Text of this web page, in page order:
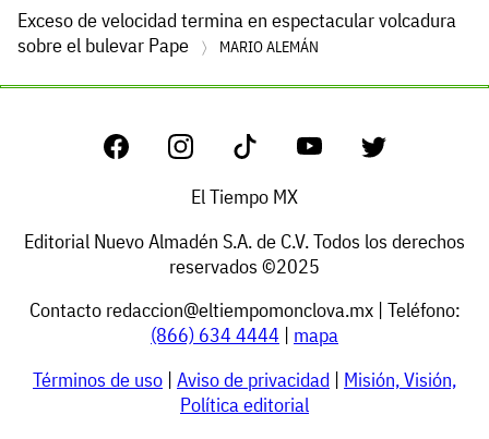
Exceso de velocidad termina en espectacular volcadura
sobre el bulevar Pape
MARIO ALEMÁN
El Tiempo MX
Editorial Nuevo Almadén S.A. de C.V. Todos los derechos
reservados ©2025
Contacto redaccion@eltiempomonclova.mx| Teléfono:
(866) 634 4444 | mapa
Términos de uso | Aviso de privacidad | Misión, Visión,
Política editorial